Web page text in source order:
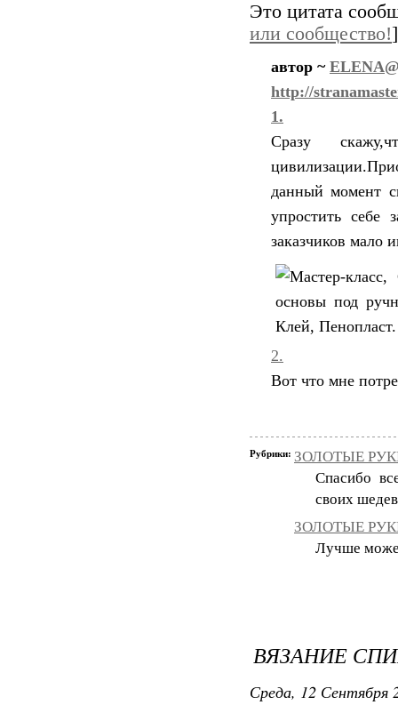
Это цитата
или сообщество!]
автор ~
http://
1.
Сразу
данный момент
упростить себе
заказчиков мало
2.
Вот что мне
Рубрики: ЗОЛОТЫЕ
Спасибо
своих
ЗОЛОТЫЕ
Лучше
ВЯЗАНИЕ
Среда, 12 Сентября